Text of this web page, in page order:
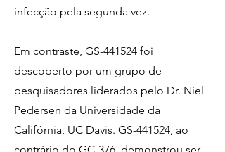
infecção pela segunda vez.
Em contraste, GS-441524 foi
descoberto por um grupo de
pesquisadores liderados pelo Dr. Niel
Pedersen da Universidade da
Califórnia, UC Davis. GS-441524, ao